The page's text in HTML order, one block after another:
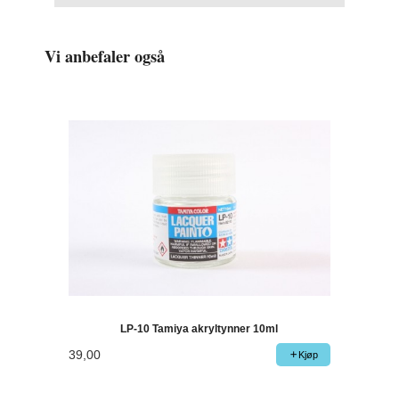
Vi anbefaler også
LP-10 Tamiya akryltynner 10ml
39,00 Kjøp